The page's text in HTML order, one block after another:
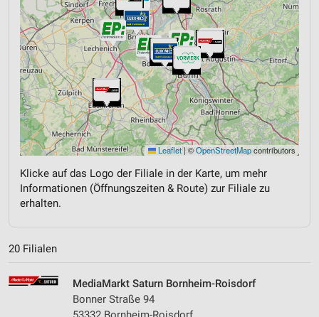
Leaflet|©OpenStreetMapcontributors
Klicke auf das Logo der Filiale in der Karte, um mehr
Informationen (Öffnungszeiten & Route) zur Filiale zu
erhalten.
20 Filialen
MediaMarkt Saturn Bornheim-Roisdorf
Bonner Straße 94